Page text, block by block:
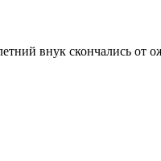
внук скончались от